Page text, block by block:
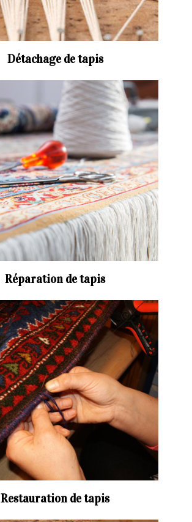
Détachage de tapis
Réparation de tapis
Restauration de tapis